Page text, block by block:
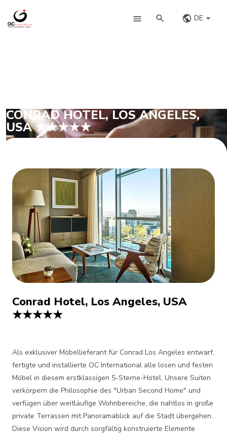
DE
CONRAD HOTEL, LOS ANGELES,
USA ★★★★★
Conrad Hotel, Los Angeles, USA
★★★★★
Als exklusiver Möbellieferant für Conrad Los Angeles entwarf,
fertigte und installierte OC International alle losen und festen
Möbel in diesem erstklassigen 5-Sterne-Hotel. Unsere Suiten
verkörpern die Philosophie des "Urban Second Home" und
verfügen über weitläufige Wohnbereiche, die nahtlos in große
private Terrassen mit Panoramablick auf die Stadt übergehen.
Diese Vision wird durch sorgfältig konstruierte Elemente